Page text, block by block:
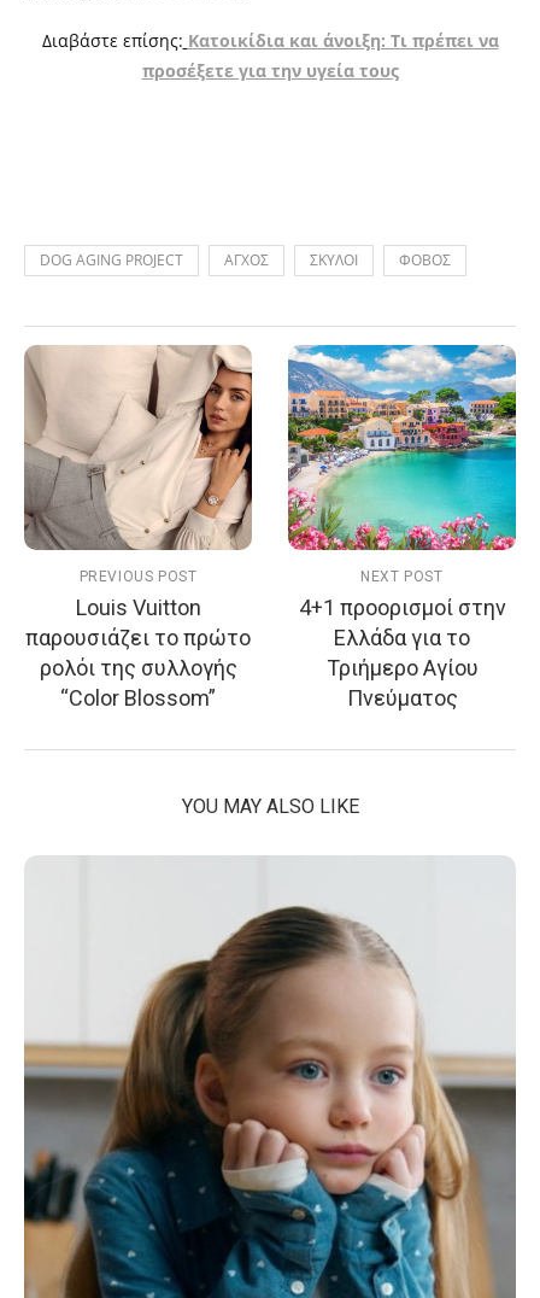
Διαβάστε επίσης: Κατοικίδια και άνοιξη: Τι πρέπει να
προσέξετε για την υγεία τους
DOG AGING PROJECT ΑΓΧΟΣ ΣΚΥΛΟΙ ΦΟΒΟΣ
PREVIOUS POST
Louis Vuitton
παρουσιάζει το πρώτο
ρολόι της συλλογής
“Color Blossom”
NEXT POST
4+1 προορισμοί στην
Ελλάδα για το
Τριήμερο Αγίου
Πνεύματος
YOU MAY ALSO LIKE